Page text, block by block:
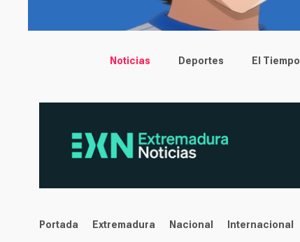
Main menu
Noticias Deportes El Tiempo
noticias
Portada Extremadura Nacional Internacional